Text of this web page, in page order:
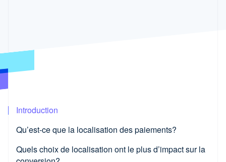
Vérification de l'identité
Stripe Sessions 2026
Découvrez comment Stripe construit l’infrastructure
l’IA.
Regarder
Introduction
Qu’est-ce que la localisation des paiements?
Quels choix de localisation ont le plus d’impact sur la